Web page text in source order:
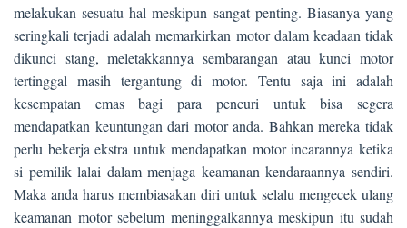
melakukan sesuatu hal meskipun sangat penting. Biasanya yang
seringkali terjadi adalah memarkirkan motor dalam keadaan tidak
dikunci stang, meletakkannya sembarangan atau kunci motor
tertinggal masih tergantung di motor. Tentu saja ini adalah
kesempatan emas bagi para pencuri untuk bisa segera
mendapatkan keuntungan dari motor anda. Bahkan mereka tidak
perlu bekerja ekstra untuk mendapatkan motor incarannya ketika
si pemilik lalai dalam menjaga keamanan kendaraannya sendiri.
Maka anda harus membiasakan diri untuk selalu mengecek ulang
keamanan motor sebelum meninggalkannya meskipun itu sudah